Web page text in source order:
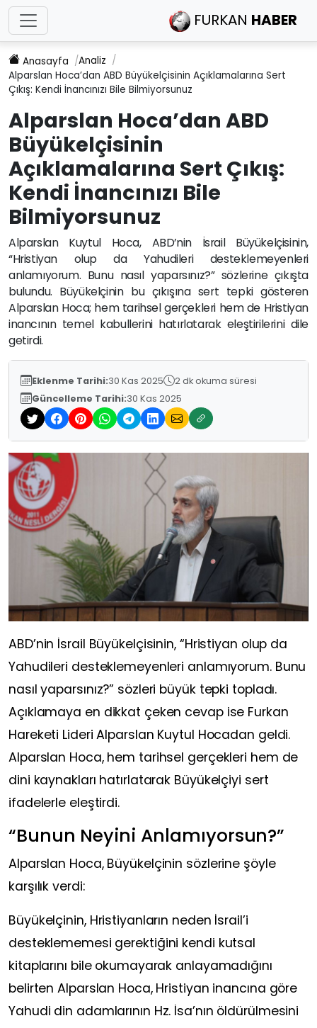
FURKAN HABER
Anasayfa
Analiz
Alparslan Hoca’dan ABD Büyükelçisinin Açıklamalarına Sert
Çıkış: Kendi İnancınızı Bile Bilmiyorsunuz
Alparslan Hoca’dan ABD
Büyükelçisinin
Açıklamalarına Sert Çıkış:
Kendi İnancınızı Bile
Bilmiyorsunuz
Alparslan Kuytul Hoca, ABD’nin İsrail Büyükelçisinin,
“Hristiyan olup da Yahudileri desteklemeyenleri
anlamıyorum. Bunu nasıl yaparsınız?” sözlerine çıkışta
bulundu. Büyükelçinin bu çıkışına sert tepki gösteren
Alparslan Hoca; hem tarihsel gerçekleri hem de Hristiyan
inancının temel kabullerini hatırlatarak eleştirilerini dile
getirdi.
Eklenme Tarihi:30 Kas 2025
2 dk okuma süresi
Güncelleme Tarihi:30 Kas 2025
ABD’nin İsrail Büyükelçisinin, “Hristiyan olup da
Yahudileri desteklemeyenleri anlamıyorum. Bunu
nasıl yaparsınız?” sözleri büyük tepki topladı.
Açıklamaya en dikkat çeken cevap ise Furkan
Hareketi Lideri Alparslan Kuytul Hocadan geldi.
Alparslan Hoca, hem tarihsel gerçekleri hem de
dini kaynakları hatırlatarak Büyükelçiyi sert
ifadelerle eleştirdi.
“Bunun Neyini Anlamıyorsun?”
Alparslan Hoca, Büyükelçinin sözlerine şöyle
karşılık verdi:
Büyükelçinin, Hristiyanların neden İsrail’i
desteklememesi gerektiğini kendi kutsal
kitaplarını bile okumayarak anlayamadığını
belirten Alparslan Hoca, Hristiyan inancına göre
Yahudi din adamlarının Hz. İsa’nın öldürülmesini